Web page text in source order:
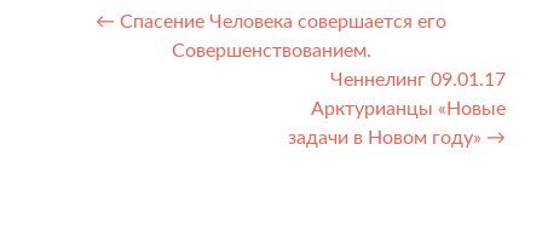
Навигация
← Спасение Человека совершается его
Совершенствованием.
Ченнелинг 09.01.17
Арктурианцы «Новые
задачи в Новом году» →